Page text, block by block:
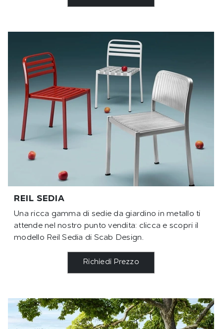
REIL SEDIA
Una ricca gamma di sedie da giardino in metallo ti
attende nel nostro punto vendita: clicca e scopri il
modello Reil Sedia di Scab Design.
Richiedi Prezzo